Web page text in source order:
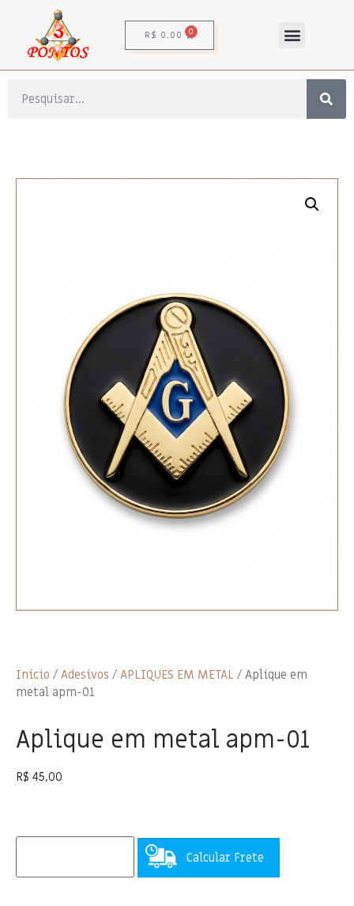
R$ 0,00 0
Início / Adesivos / APLIQUES EM METAL / Aplique em
metal apm-01
Aplique em metal apm-01
R$ 45,00
Calcular Frete